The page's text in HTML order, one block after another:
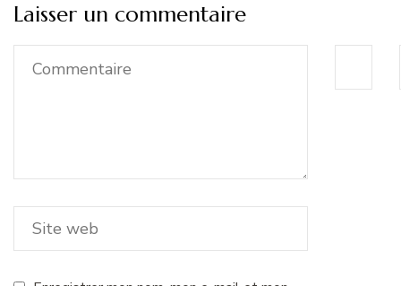
Laisser un commentaire